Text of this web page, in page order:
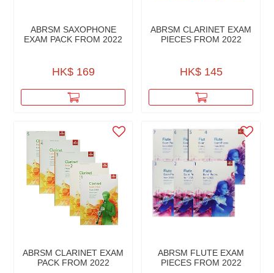
ABRSM SAXOPHONE
EXAM PACK FROM 2022
HK$ 169
ABRSM CLARINET EXAM
PIECES FROM 2022
HK$ 145
ABRSM CLARINET EXAM
PACK FROM 2022
ABRSM FLUTE EXAM
PIECES FROM 2022